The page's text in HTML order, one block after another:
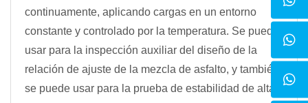
continuamente, aplicando cargas en un entorno
constante y controlado por la temperatura. Se puede
usar para la inspección auxiliar del diseño de la
relación de ajuste de la mezcla de asfalto, y también
se puede usar para la prueba de estabilidad de alta